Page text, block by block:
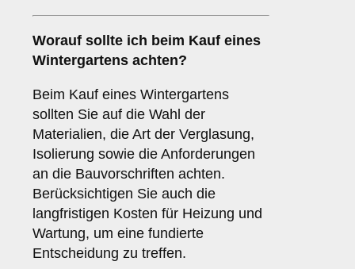
Worauf sollte ich beim Kauf eines
Wintergartens achten?
Beim Kauf eines Wintergartens
sollten Sie auf die Wahl der
Materialien, die Art der Verglasung,
Isolierung sowie die Anforderungen
an die Bauvorschriften achten.
Berücksichtigen Sie auch die
langfristigen Kosten für Heizung und
Wartung, um eine fundierte
Entscheidung zu treffen.